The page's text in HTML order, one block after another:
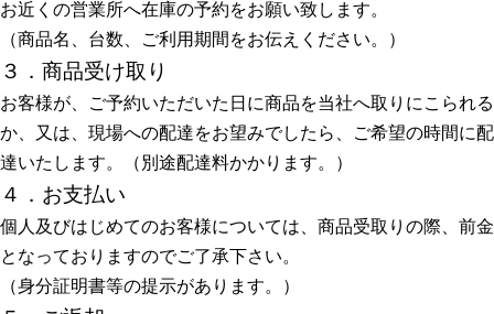
お近くの営業所へ在庫の予約をお願い致します。
（商品名、台数、ご利用期間をお伝えください。）
３．商品受け取り
お客様が、ご予約いただいた日に商品を当社へ取りにこられる
か、又は、現場への配達をお望みでしたら、ご希望の時間に配
達いたします。（別途配達料かかります。）
４．お支払い
個人及びはじめてのお客様については、商品受取りの際、前金
となっておりますのでご了承下さい。
（身分証明書等の提示があります。）